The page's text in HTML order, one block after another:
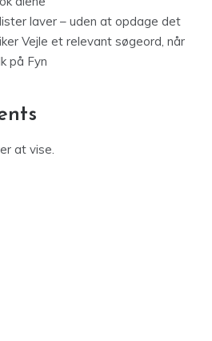
laver – uden at opdage det
Vejle et relevant søgeord, når
på Fyn
at vise.